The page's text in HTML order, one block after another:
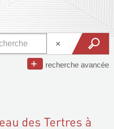
recherche avancée
des Tertres à